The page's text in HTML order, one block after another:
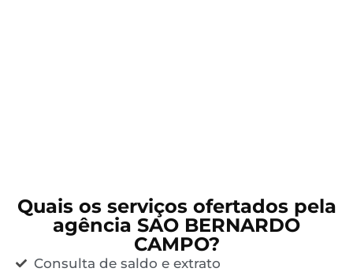
Quais os serviços ofertados pela
agência SAO BERNARDO
CAMPO?
Consulta de saldo e extrato